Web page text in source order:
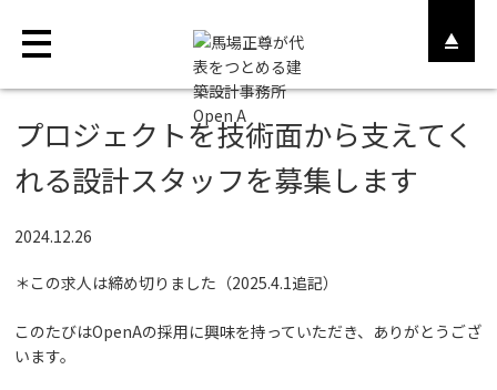
ABOUT
WORKS
プロジェクトを技術面から支えてく
れる設計スタッフを募集します
2024.12.26
＊この求人は締め切りました（2025.4.1追記）
このたびはOpenAの採用に興味を持っていただき、ありがとうござ
います。